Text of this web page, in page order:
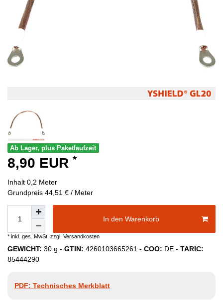
Ab Lager, plus Paketlaufzeit
8,90 EUR *
Inhalt 0,2 Meter
Grundpreis 44,51 € / Meter
In den Warenkorb
* inkl. ges. MwSt. zzgl. Versandkosten
GEWICHT: 30 g - GTIN: 4260103665261 - COO: DE - TARIC:
85444290
PDF: Technisches Merkblatt